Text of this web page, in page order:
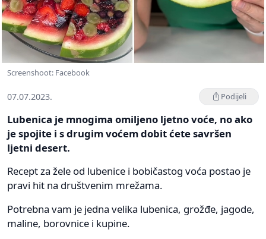
Screenshoot: Facebook
07.07.2023. Podijeli
Lubenica je mnogima omiljeno ljetno voće, no ako
je spojite i s drugim voćem dobit ćete savršen
ljetni desert.
Recept za žele od lubenice i bobičastog voća postao je
pravi hit na društvenim mrežama.
Potrebna vam je jedna velika lubenica, grožđe, jagode,
maline, borovnice i kupine.